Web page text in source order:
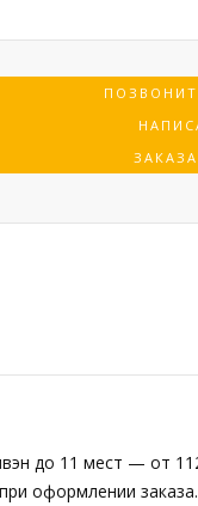
до 11 мест — от
оформлении заказа.